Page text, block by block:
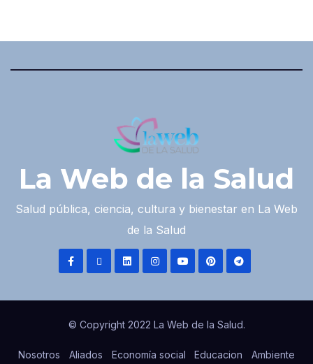
La Web de la Salud
Salud pública, ciencia, cultura y bienestar en La Web
de la Salud
© Copyright 2022 La Web de la Salud.
Nosotros Aliados Economía social Educacion Ambiente